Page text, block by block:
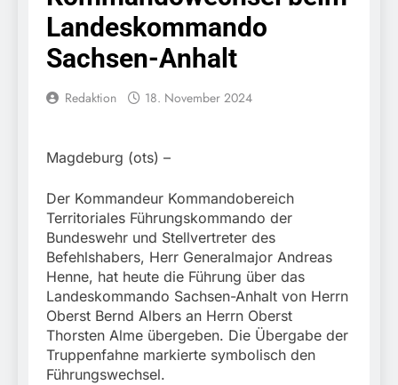
Knopfdruck / Schnelle
Festnahme nach
sexueller Belästigung
Bundespolizeidirektion
München: Bundespolizei
kontrolliert
Verkehr / Waffenfund im
7. August 2026
Bundespolizeidirektion
München: Schneller
beendet / Bundespolizei
Ungarn mit
Auslieferungshaftbefehl
fest
Bamberg aufgefunden –
Tierheim übernimmt
Fundtier
HZA-R: Zoll deckt auf:
Schrotthändler
erschleicht rund 45.000
Euro Sozialleistungen
Ermittlungen der
Finanzkontrolle
Schwarzarbeit führen zu
rechtskräftiger
Verurteilung wegen
Betrugs
6. August 2026
Bundespolizeidirektion
München: Europaweit
gesuchtes Mitglied einer
kriminellen Vereinigung
geht ins Netz –
Bundespolizei vollstreckt
europäischen
6. August 2026
Bundespolizeidirektion
München: Update zu den
Einsatzmaßnahmen der
5. August 2026
Landeskommando
Sachsen-Anhalt
Redaktion 18. November 2024
Magdeburg (ots) –
Der Kommandeur Kommandobereich
Territoriales Führungskommando der
Bundeswehr und Stellvertreter des
Befehlshabers, Herr Generalmajor Andreas
Henne, hat heute die Führung über das
Landeskommando Sachsen-Anhalt von Herrn
Oberst Bernd Albers an Herrn Oberst
Thorsten Alme übergeben. Die Übergabe der
Truppenfahne markierte symbolisch den
Führungswechsel.